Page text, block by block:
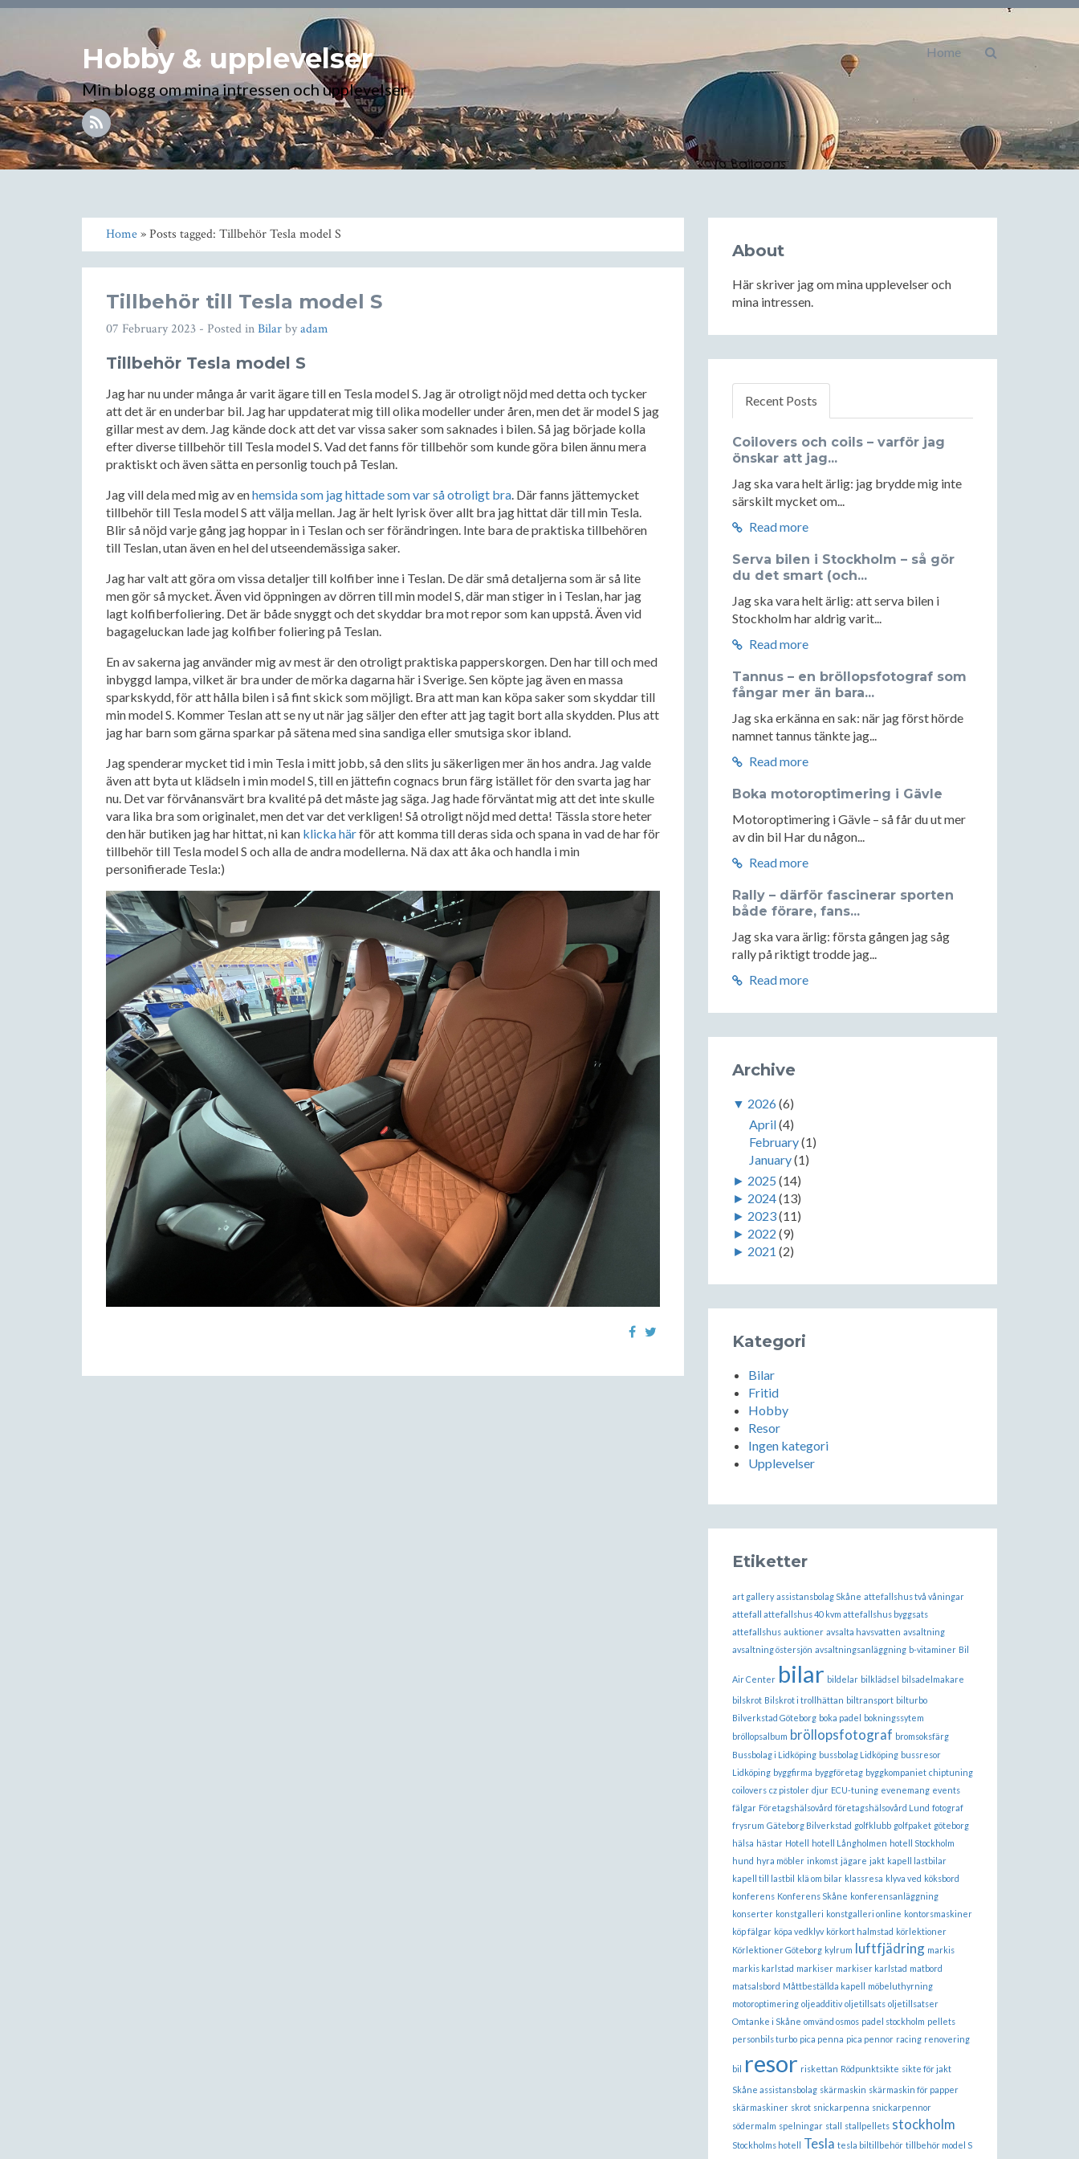
Hobby & upplevelser
Min blogg om mina intressen och upplevelser
Home
Home» Posts tagged: Tillbehör Tesla model S
Tillbehör till Tesla model S
07 February 2023 - Posted inBilarbyadam
Tillbehör Tesla model S
Jag har nu under många år varit ägare till en Tesla model S. Jag är otroligt nöjd med detta och tycker
att det är en underbar bil. Jag har uppdaterat mig till olika modeller under åren, men det är model S jag
gillar mest av dem. Jag kände dock att det var vissa saker som saknades i bilen. Så jag började kolla
efter diverse tillbehör till Tesla model S. Vad det fanns för tillbehör som kunde göra bilen ännu mera
praktiskt och även sätta en personlig touch på Teslan.
Jag vill dela med mig av enhemsida som jag hittade som var så otroligt bra. Där fanns jättemycket
tillbehör till Tesla model S att välja mellan. Jag är helt lyrisk över allt bra jag hittat där till min Tesla.
Blir så nöjd varje gång jag hoppar in i Teslan och ser förändringen. Inte bara de praktiska tillbehören
till Teslan, utan även en hel del utseendemässiga saker.
Jag har valt att göra om vissa detaljer till kolfiber inne i Teslan. De där små detaljerna som är så lite
men gör så mycket. Även vid öppningen av dörren till min model S, där man stiger in i Teslan, har jag
lagt kolfiberfoliering. Det är både snyggt och det skyddar bra mot repor som kan uppstå. Även vid
bagageluckan lade jag kolfiber foliering på Teslan.
En av sakerna jag använder mig av mest är den otroligt praktiska papperskorgen. Den har till och med
inbyggd lampa, vilket är bra under de mörka dagarna här i Sverige. Sen köpte jag även en massa
sparkskydd, för att hålla bilen i så fint skick som möjligt. Bra att man kan köpa saker som skyddar till
min model S. Kommer Teslan att se ny ut när jag säljer den efter att jag tagit bort alla skydden. Plus att
jag har barn som gärna sparkar på sätena med sina sandiga eller smutsiga skor ibland.
Jag spenderar mycket tid i min Tesla i mitt jobb, så den slits ju säkerligen mer än hos andra. Jag valde
även att byta ut klädseln i min model S, till en jättefin cognacs brun färg istället för den svarta jag har
nu. Det var förvånansvärt bra kvalité på det måste jag säga. Jag hade förväntat mig att det inte skulle
vara lika bra som originalet, men det var det verkligen! Så otroligt nöjd med detta! Tässla store heter
den här butiken jag har hittat, ni kan klicka härför att komma till deras sida och spana in vad de har för
tillbehör till Tesla model S och alla de andra modellerna. Nä dax att åka och handla i min
personifierade Tesla:)
About
Här skriver jag om mina upplevelser och
mina intressen.
Recent Posts
Coilovers och coils – varför jag
önskar att jag...
Jag ska vara helt ärlig: jag brydde mig inte
särskilt mycket om...
Read more
Serva bilen i Stockholm – så gör
du det smart (och...
Jag ska vara helt ärlig: att serva bilen i
Stockholm har aldrig varit...
Read more
Tannus – en bröllopsfotograf som
fångar mer än bara...
Jag ska erkänna en sak: när jag först hörde
namnet tannus tänkte jag...
Read more
Boka motoroptimering i Gävle
Motoroptimering i Gävle – så får du ut mer
av din bil Har du någon...
Read more
Rally – därför fascinerar sporten
både förare, fans...
Jag ska vara ärlig: första gången jag såg
rally på riktigt trodde jag...
Read more
Archive
▼ 2026(6)
April(4)
February(1)
January(1)
► 2025 (14)
► 2024(13)
► 2023(11)
► 2022 (9)
► 2021 (2)
Kategori
Bilar
Fritid
Hobby
Resor
Ingen kategori
Upplevelser
Etiketter
art gallery assistansbolag Skåne attefallshus två våningar
attefall attefallshus 40 kvm attefallshus byggsats
attefallshus auktioner avsalta havsvatten avsaltning
avsaltning östersjön avsaltningsanläggning b-vitaminer Bil
Air Center bilar bildelar bilklädsel bilsadelmakare
bilskrot Bilskrot i trollhättan biltransport bilturbo
Bilverkstad Göteborg boka padel bokningssytem
bröllopsalbum bröllopsfotograf bromsoksfärg
Bussbolag i Lidköping bussbolag Lidköping bussresor
Lidköping byggfirma byggföretag byggkompaniet chiptuning
coilovers cz pistoler djur ECU-tuning evenemang events
fälgar Företagshälsovård företagshälsovård Lund fotograf
frysrum Gäteborg Bilverkstad golfklubb golfpaket göteborg
hälsa hästar Hotell hotell Långholmen hotell Stockholm
hund hyra möbler inkomst jägare jakt kapell lastbilar
kapell till lastbil klä om bilar klassresa klyva ved köksbord
konferens Konferens Skåne konferensanläggning
konserter konstgalleri konstgalleri online kontorsmaskiner
köp fälgar köpa vedklyv körkort halmstad körlektioner
Körlektioner Göteborg kylrum luftfjädring markis
markis karlstad markiser markiser karlstad matbord
matsalsbord Måttbeställda kapell möbeluthyrning
motoroptimering oljeadditiv oljetillsats oljetillsatser
Omtanke i Skåne omvänd osmos padel stockholm pellets
personbils turbo pica penna pica pennor racing renovering
bil resor riskettan Rödpunktsikte sikte för jakt
Skåne assistansbolag skärmaskin skärmaskin för papper
skärmaskiner skrot snickarpenna snickarpennor
södermalm spelningar stall stallpellets stockholm
Stockholms hotell Tesla tesla biltillbehör tillbehör model S